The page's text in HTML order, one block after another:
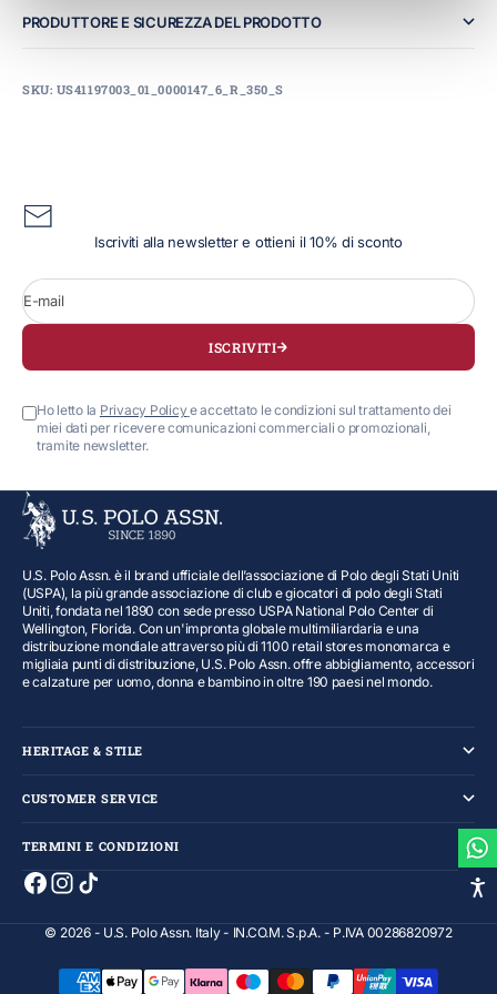
PRODUTTORE E SICUREZZA DEL PRODOTTO
SKU: US41197003_01_0000147_6_R_350_S
Iscriviti alla newsletter e ottieni il 10% di sconto
E-mail
ISCRIVITI
Ho letto la Privacy Policye accettato le condizioni sul trattamento dei
miei dati per ricevere comunicazioni commerciali o promozionali,
tramite newsletter.
U.S. Polo Assn. è il brand ufficiale dell’associazione di Polo degli Stati Uniti
(USPA), la più grande associazione di club e giocatori di polo degli Stati
Uniti, fondata nel 1890 con sede presso USPA National Polo Center di
Wellington, Florida. Con un'impronta globale multimiliardaria e una
distribuzione mondiale attraverso più di 1100 retail stores monomarca e
migliaia punti di distribuzione, U.S. Polo Assn. offre abbigliamento, accessori
e calzature per uomo, donna e bambino in oltre 190 paesi nel mondo.
HERITAGE & STILE
CUSTOMER SERVICE
TERMINI E CONDIZIONI
© 2026 - U.S. Polo Assn. Italy - IN.CO.M. S.p.A. - P.IVA 00286820972